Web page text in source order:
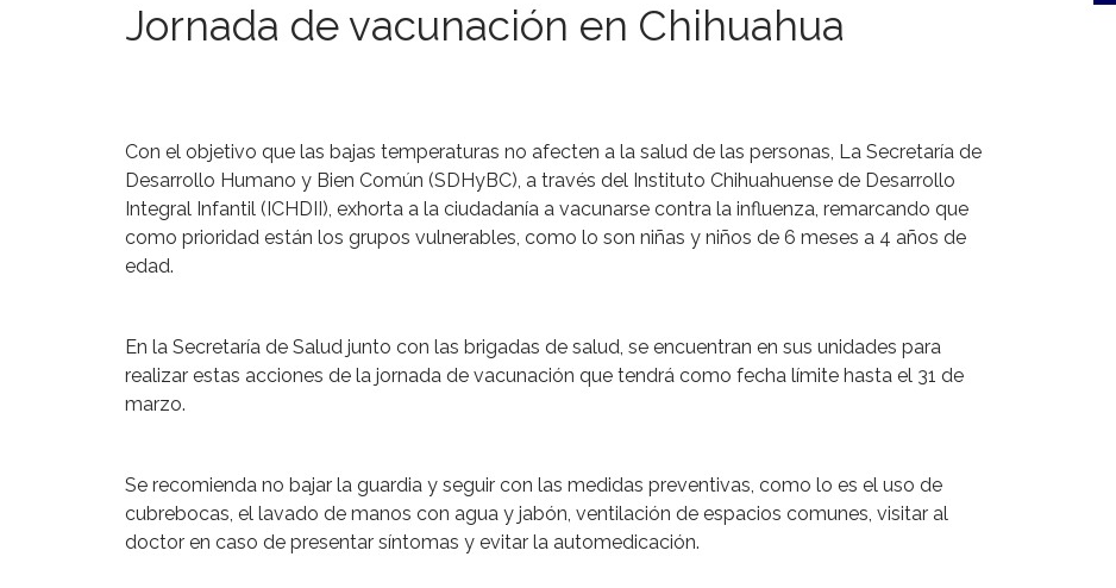
Jornada de vacunación en Chihuahua
Con el objetivo que las bajas temperaturas no afecten a la salud de las personas, La Secretaría de
Desarrollo Humano y Bien Común (SDHyBC), a través del Instituto Chihuahuense de Desarrollo
Integral Infantil (ICHDII), exhorta a la ciudadanía a vacunarse contra la influenza, remarcando que
como prioridad están los grupos vulnerables, como lo son niñas y niños de 6 meses a 4 años de
edad.
En la Secretaría de Salud junto con las brigadas de salud, se encuentran en sus unidades para
realizar estas acciones de la jornada de vacunación que tendrá como fecha límite hasta el 31 de
marzo.
Se recomienda no bajar la guardia y seguir con las medidas preventivas, como lo es el uso de
cubrebocas, el lavado de manos con agua y jabón, ventilación de espacios comunes, visitar al
doctor en caso de presentar síntomas y evitar la automedicación.